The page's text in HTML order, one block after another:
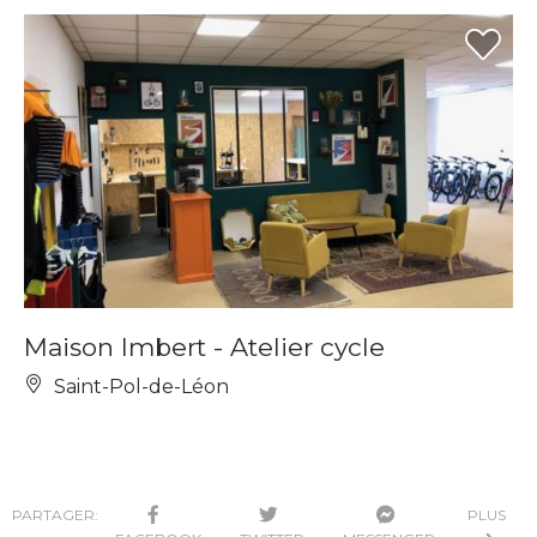
Maison Imbert - Atelier cycle
Saint-Pol-de-Léon
PARTAGER:
PLUS